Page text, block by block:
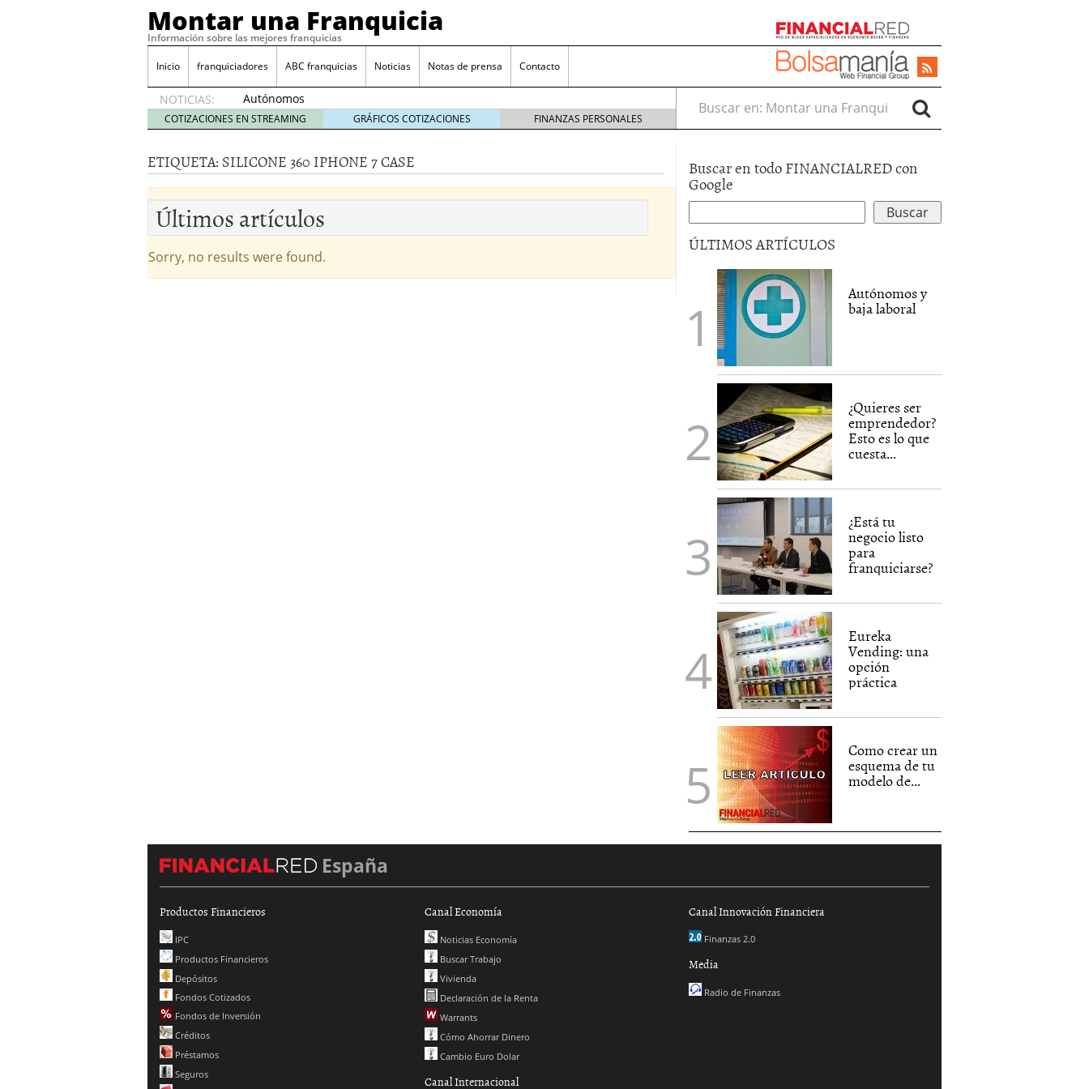
Montar una Franquicia
Información sobre las mejores franquicias
Inicio franquiciadores ABC franquicias Noticias Notas de prensa Contacto
NOTICIAS:
Autónomos
y baja
laboral
2014
¿Quieres ser emprendedor? Esto es lo que cuesta y las ayudas que puedes
tener 4 julio 2014
¿Está tu negocio listo para franquiciarse?
Eureka Vending: una opción práctica
COTIZACIONES EN STREAMING GRÁFICOS COTIZACIONES FINANZAS PERSONALES
Buscar en:
ETIQUETA: SILICONE 360 IPHONE 7 CASE
Últimos artículos
Sorry, no results were found.
Buscar en todo FINANCIALRED con
Google
ÚLTIMOS ARTÍCULOS
Autónomos y
baja laboral
¿Quieres ser
emprendedor?
Esto es lo que
cuesta...
¿Está tu
negocio listo
para
franquiciarse?
Eureka
Vending: una
opción
práctica
Como crear un
esquema de tu
modelo de...
España
Productos Financieros
IPC
Productos Financieros
Depósitos
Fondos Cotizados
Fondos de Inversión
Créditos
Préstamos
Seguros
Canal Economía
Noticias Economía
Buscar Trabajo
Vivienda
Declaración de la Renta
Warrants
Cómo Ahorrar Dinero
Cambio Euro Dolar
Canal Internacional
Canal Innovación Financiera
Finanzas 2.0
Media
Radio de Finanzas